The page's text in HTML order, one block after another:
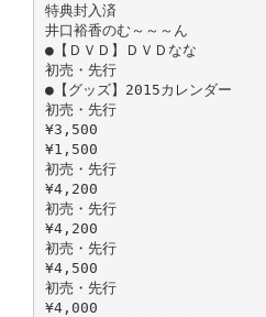
特典封入済
井口裕香のむ～～～ん
●【ＤＶＤ】ＤＶＤなな
初売・先行
●【グッズ】2015カレンダー
初売・先行
¥3,500
¥1,500
初売・先行
¥4,200
初売・先行
¥4,200
初売・先行
¥4,500
初売・先行
¥4,000